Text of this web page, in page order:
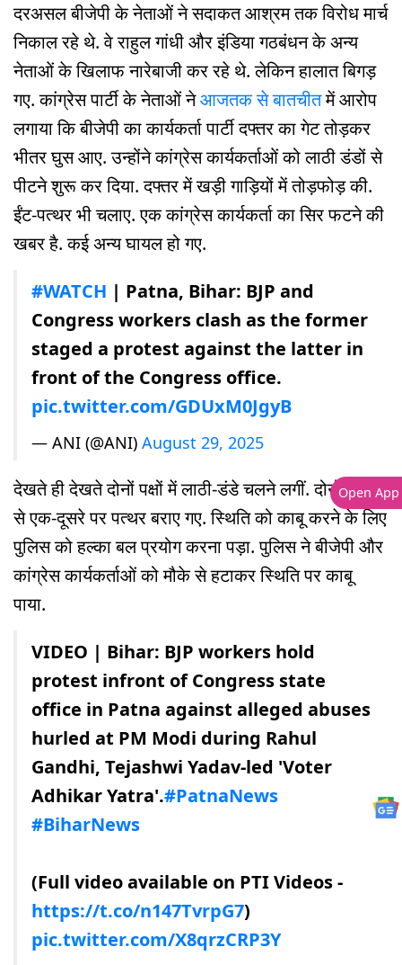
दरअसल बीजेपी के नेताओं ने सदाकत आश्रम तक विरोध मार्च
निकाल रहे थे. वे राहुल गांधी और इंडिया गठबंधन के अन्य
नेताओं के खिलाफ नारेबाजी कर रहे थे. लेकिन हालात बिगड़
गए. कांग्रेस पार्टी के नेताओं नेआजतक से बातचीतमें आरोप
लगाया कि बीजेपी का कार्यकर्ता पार्टी दफ्तर का गेट तोड़कर
भीतर घुस आए. उन्होंने कांग्रेस कार्यकर्ताओं को लाठी डंडों से
पीटने शुरू कर दिया. दफ्तर में खड़ी गाड़ियों में तोड़फोड़ की.
ईंट-पत्थर भी चलाए. एक कांग्रेस कार्यकर्ता का सिर फटने की
खबर है. कई अन्य घायल हो गए.
#WATCH | Patna, Bihar: BJP and
Congress workers clash as the former
staged a protest against the latter in
front of the Congress office.
pic.twitter.com/GDUxM0JgyB
— ANI (@ANI) August 29, 2025
देखते ही देखते दोनों पक्षों में लाठी-डंडे चलने लगीं. दोनों तरफ
से एक-दूसरे पर पत्थर बराए गए. स्थिति को काबू करने के लिए
पुलिस को हल्का बल प्रयोग करना पड़ा. पुलिस ने बीजेपी और
कांग्रेस कार्यकर्ताओं को मौके से हटाकर स्थिति पर काबू
पाया.
VIDEO | Bihar: BJP workers hold
protest infront of Congress state
office in Patna against alleged abuses
hurled at PM Modi during Rahul
Gandhi, Tejashwi Yadav-led 'Voter
Adhikar Yatra'.#PatnaNews
#BiharNews
(Full video available on PTI Videos -
https://t.co/n147TvrpG7)
pic.twitter.com/X8qrzCRP3Y
Open App